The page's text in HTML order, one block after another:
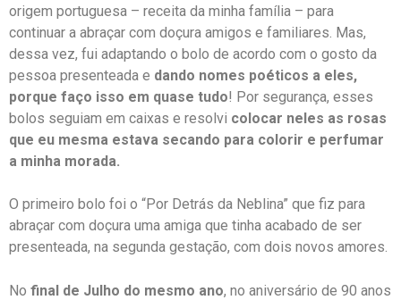
origem portuguesa – receita da minha família – para
continuar a abraçar com doçura amigos e familiares. Mas,
dessa vez, fui adaptando o bolo de acordo com o gosto da
pessoa presenteada e dando nomes poéticos a eles,
porque faço isso em quase tudo! Por segurança, esses
bolos seguiam em caixas e resolvi colocar neles as rosas
que eu mesma estava secando para colorir e perfumar
a minha morada.
O primeiro bolo foi o “Por Detrás da Neblina” que fiz para
abraçar com doçura uma amiga que tinha acabado de ser
presenteada, na segunda gestação, com dois novos amores.
No final de Julho do mesmo ano, no aniversário de 90 anos